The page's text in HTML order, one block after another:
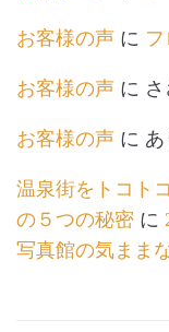
お客様の声 に
お客様の声 に
お客様の声 に あ
温泉街をトコト
の５つの秘密 に
写真館の気まま